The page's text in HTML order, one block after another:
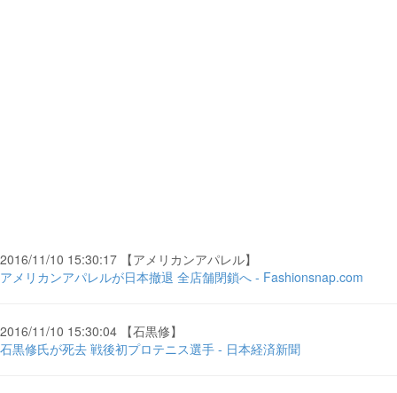
2016/11/10 15:30:17 【アメリカンアパレル】
アメリカンアパレルが日本撤退 全店舗閉鎖へ - Fashionsnap.com
2016/11/10 15:30:04 【石黒修】
石黒修氏が死去 戦後初プロテニス選手 - 日本経済新聞